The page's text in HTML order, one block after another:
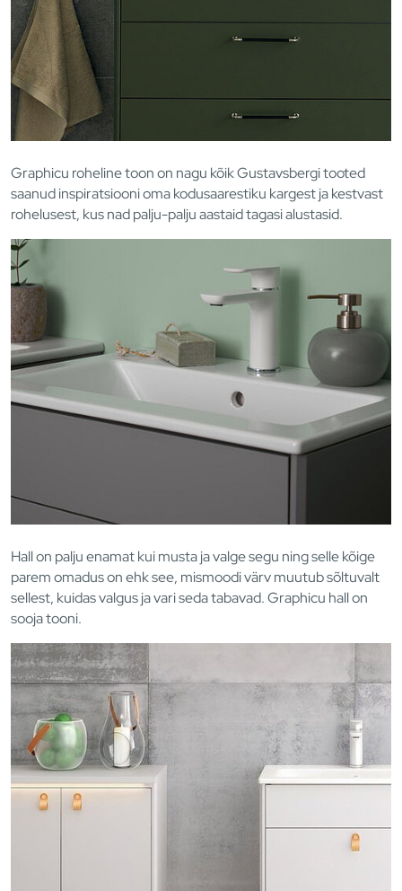
Graphicu roheline toon on nagu kõik Gustavsbergi tooted
saanud inspiratsiooni oma kodusaarestiku kargest ja kestvast
rohelusest, kus nad palju-palju aastaid tagasi alustasid.
Hall on palju enamat kui musta ja valge segu ning selle kõige
parem omadus on ehk see, mismoodi värv muutub sõltuvalt
sellest, kuidas valgus ja vari seda tabavad. Graphicu hall on
sooja tooni.